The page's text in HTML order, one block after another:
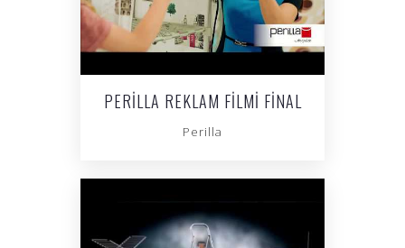
PERILLA REKLAM FILMI FINAL
Perilla